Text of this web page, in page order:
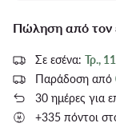
Πώληση από τον
Σε εσένα: Τρ.,
Παράδοση από
30 ημέρες για
+335 πόντοι